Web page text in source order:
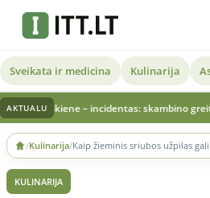
Sveikata ir medicina Kulinarija
AKTUALU
– incidentas: skambino greitajaiKazimirą
Skip
to
content
/Kulinarija/
KULINARIJA